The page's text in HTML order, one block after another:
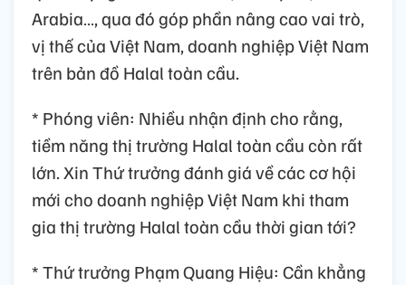
Arabia…, qua đó góp phần nâng cao vai trò,
vị thế của Việt Nam, doanh nghiệp Việt Nam
trên bản đồ Halal toàn cầu.
* Phóng viên: Nhiều nhận định cho rằng,
tiềm năng thị trường Halal toàn cầu còn rất
lớn. Xin Thứ trưởng đánh giá về các cơ hội
mới cho doanh nghiệp Việt Nam khi tham
gia thị trường Halal toàn cầu thời gian tới?
* Thứ trưởng Phạm Quang Hiệu: Cần khẳng